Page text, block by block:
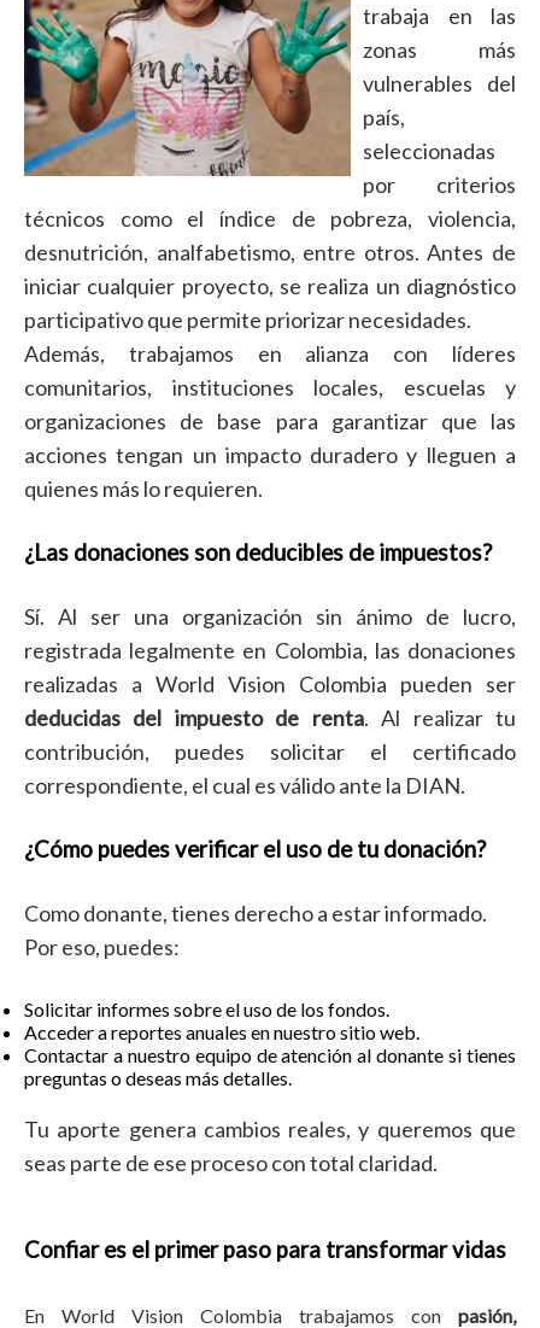
trabaja en las
zonas más
vulnerables del
país,
seleccionadas
por criterios
técnicos como el índice de pobreza, violencia,
desnutrición, analfabetismo, entre otros. Antes de
iniciar cualquier proyecto, se realiza un diagnóstico
participativo que permite priorizar necesidades.
Además, trabajamos en alianza con líderes
comunitarios, instituciones locales, escuelas y
organizaciones de base para garantizar que las
acciones tengan un impacto duradero y lleguen a
quienes más lo requieren.
¿Las donaciones son deducibles de impuestos?
Sí. Al ser una organización sin ánimo de lucro,
registrada legalmente en Colombia, las donaciones
realizadas a World Vision Colombia pueden ser
deducidas del impuesto de renta. Al realizar tu
contribución, puedes solicitar el certificado
correspondiente, el cual es válido ante la DIAN.
¿Cómo puedes verificar el uso de tu donación?
Como donante, tienes derecho a estar informado.
Por eso, puedes:
Solicitar informes sobre el uso de los fondos.
Acceder a reportes anuales en nuestro sitio web.
Contactar a nuestro equipo de atención al donante si tienes
preguntas o deseas más detalles.
Tu aporte genera cambios reales, y queremos que
seas parte de ese proceso con total claridad.
Confiar es el primer paso para transformar vidas
En World Vision Colombia trabajamos con pasión,